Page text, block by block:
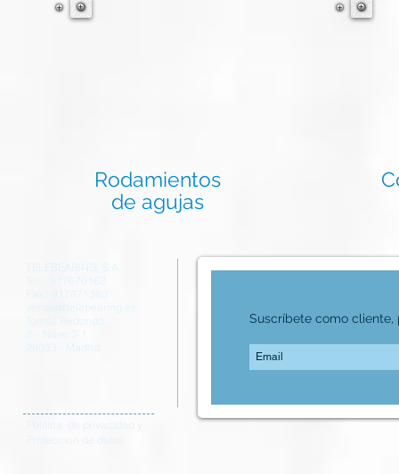
Rodamientos
de agujas
TELEBEARING, S.A.
Tel.: 917670162
Fax.: 917671380
ventas@telebearing.es
Tomás Redondo,
2 – Nave 3-1
28033 - Madrid
Política de privacidad y
Suscríbete como cliente,